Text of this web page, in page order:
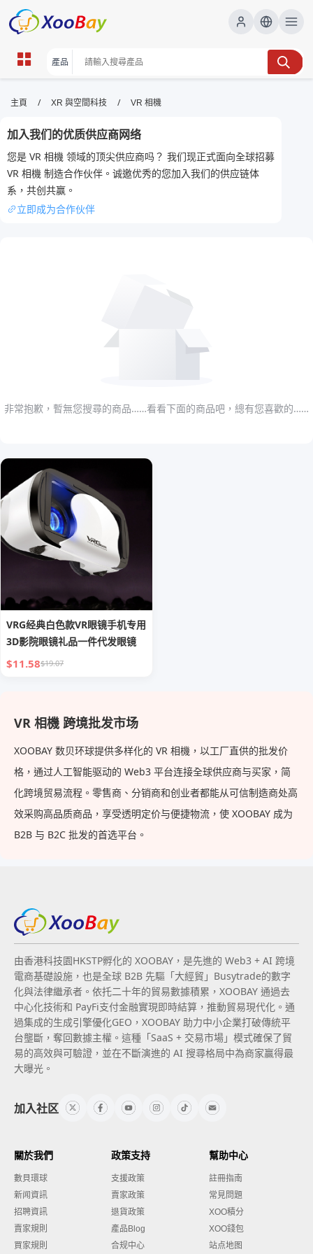
VR 相機 | XOOBAY B2B/B2C
Marketplace
VR相機,全景攝影,360度攝影, wholesale VR 相機,
XOOBAY
探索虛擬實境攝影新視界與創作分享旅途樂趣
主頁 / XR 與空間科技 / VR 相機
加入我们的优质供应商网络
您是 VR 相機 领域的顶尖供应商吗？ 我们现正式面向全球招募
VR 相機 制造合作伙伴。诚邀优秀的您加入我们的供应链体
系，共创共赢。
立即成为合作伙伴
非常抱歉，暫無您搜尋的商品……看看下面的商品吧，總有您喜歡的……
VRG经典白色款VR眼镜手机专用
3D影院眼镜礼品一件代发眼镜
$11.58$19.07
VR 相機 跨境批发市场
XOOBAY 数贝环球提供多样化的 VR 相機，以工厂直供的批发价
格，通过人工智能驱动的 Web3 平台连接全球供应商与买家，简
化跨境贸易流程。零售商、分销商和创业者都能从可信制造商处高
效采购高品质商品，享受透明定价与便捷物流，使 XOOBAY 成为
B2B 与 B2C 批发的首选平台。
由香港科技園HKSTP孵化的 XOOBAY，是先進的 Web3 + AI 跨境
電商基礎設施，也是全球 B2B 先驅「大經貿」Busytrade的數字
化與法律繼承者。依托二十年的貿易數據積累，XOOBAY 通過去
中心化技術和 PayFi支付金融實現即時結算，推動貿易現代化。通
過集成的生成引擎優化GEO，XOOBAY 助力中小企業打破傳統平
台壟斷，奪回數據主權。這種「SaaS + 交易市場」模式確保了貿
易的高效與可驗證，並在不斷演進的 AI 搜尋格局中為商家贏得最
大曝光。
加入社区
關於我們
數貝環球
新闻資訊
招聘資訊
賣家規則
買家規則
政策支持
支援政策
賣家政策
退貨政策
產品Blog
合规中心
幫助中心
註冊指南
常見問題
XOO積分
XOO錢包
站点地图